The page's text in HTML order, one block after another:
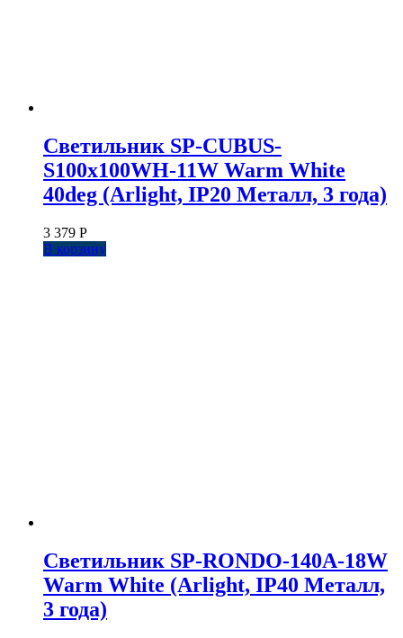
Светильник SP-CUBUS-
S100x100WH-11W Warm White
40deg (Arlight, IP20 Металл, 3 года)
3 379 Р
В корзину
Светильник SP-RONDO-140A-18W
Warm White (Arlight, IP40 Металл,
3 года)